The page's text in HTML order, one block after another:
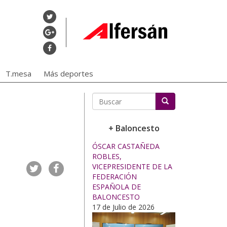
T.mesa Más deportes
+ Baloncesto
ÓSCAR CASTAÑEDA
ROBLES,
VICEPRESIDENTE DE LA
FEDERACIÓN
ESPAÑOLA DE
BALONCESTO
17 de Julio de 2026